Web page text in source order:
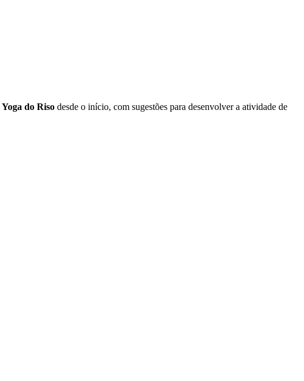
Yoga do Riso desde o início, com sugestões para desenvolver a atividade de